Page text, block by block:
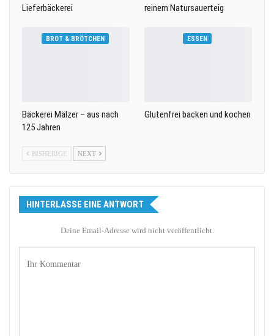
Lieferbäckerei
reinem Natursauerteig
BROT & BRÖTCHEN
Bäckerei Mälzer – aus nach
125 Jahren
ESSEN
Glutenfrei backen und kochen
BISHERIGE NEXT
HINTERLASSE EINE ANTWORT
Deine Email-Adresse wird nicht veröffentlicht.